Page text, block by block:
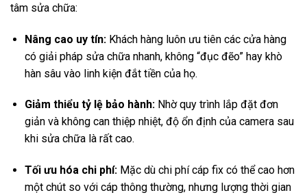
tâm sửa chữa:
Nâng cao uy tín:Khách hàng luôn ưu tiên các cửa hàng
có giải pháp sửa chữa nhanh, không “đục đẽo” hay khò
hàn sâu vào linh kiện đắt tiền của họ.
Giảm thiểu tỷ lệ bảo hành:Nhờ quy trình lắp đặt đơn
giản và không can thiệp nhiệt, độ ổn định của camera sau
khi sửa chữa là rất cao.
Tối ưu hóa chi phí:Mặc dù chi phí cáp fix có thể cao hơn
một chút so với cáp thông thường, nhưng lượng thời gian